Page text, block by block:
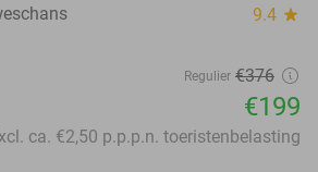
9.4 star
Regulier €376
€199
ca. €2,50 p.p.p.n. toeristenbelasting